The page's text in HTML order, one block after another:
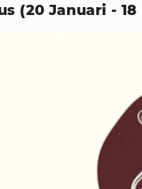
(20 Januari -